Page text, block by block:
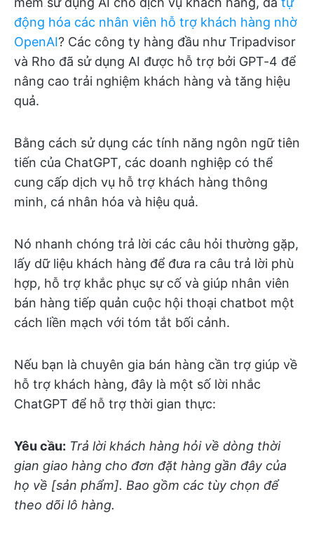
động hóa các nhân viên hỗ trợ khách hàng nhờ
OpenAI? Các công ty hàng đầu như Tripadvisor
và Rho đã sử dụng AI được hỗ trợ bởi GPT-4 để
nâng cao trải nghiệm khách hàng và tăng hiệu
quả.
Bằng cách sử dụng các tính năng ngôn ngữ tiên
tiến của ChatGPT, các doanh nghiệp có thể
cung cấp dịch vụ hỗ trợ khách hàng thông
minh, cá nhân hóa và hiệu quả.
Nó nhanh chóng trả lời các câu hỏi thường gặp,
lấy dữ liệu khách hàng để đưa ra câu trả lời phù
hợp, hỗ trợ khắc phục sự cố và giúp nhân viên
bán hàng tiếp quản cuộc hội thoại chatbot một
cách liền mạch với tóm tắt bối cảnh.
Nếu bạn là chuyên gia bán hàng cần trợ giúp về
hỗ trợ khách hàng, đây là một số lời nhắc
ChatGPT để hỗ trợ thời gian thực:
Yêu cầu: Trả lời khách hàng hỏi về dòng thời
gian giao hàng cho đơn đặt hàng gần đây của
họ về [sản phẩm]. Bao gồm các tùy chọn để
theo dõi lô hàng.